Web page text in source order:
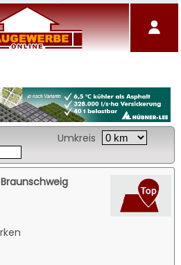
Umkreis
Braunschweig